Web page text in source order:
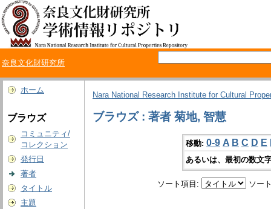
奈良文化財研究所
ホーム
ブラウズ
コミュニティ/
コレクション
発行日
著者
タイトル
主題
Nara National Research Institute for Cultural
ブラウズ : 著者 菊地, 智慧
移動: 0-9 A B C D E
あるいは、最初の数文
ソート項目: ソー